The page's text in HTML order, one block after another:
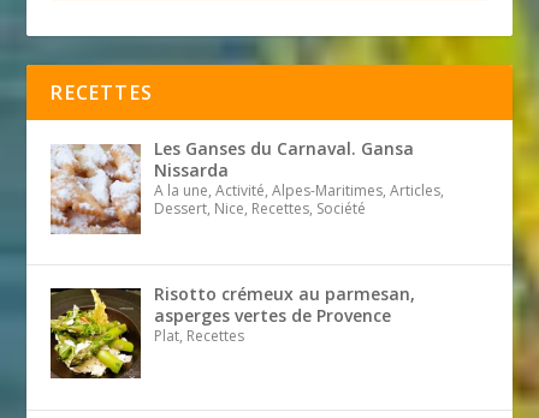
RECETTES
Les Ganses du Carnaval. Gansa
Nissarda
A la une, Activité, Alpes-Maritimes, Articles,
Dessert, Nice, Recettes, Société
Risotto crémeux au parmesan,
asperges vertes de Provence
Plat, Recettes